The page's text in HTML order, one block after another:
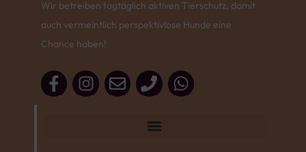
Wir betreiben tagtäglich aktiven Tierschutz, damit
auch vermeintlich perspektivlose Hunde eine
Chance haben!